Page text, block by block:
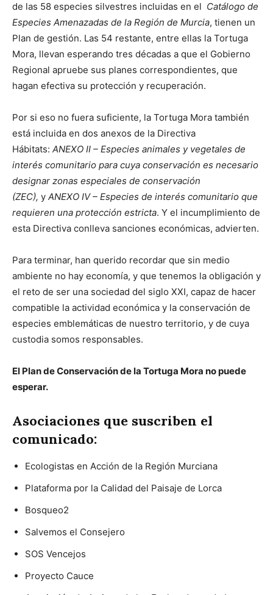
de las 58 especies silvestres incluidas en el Catálogo de
Especies Amenazadas de la Región de Murcia, tienen un
Plan de gestión. Las 54 restante, entre ellas la Tortuga
Mora, llevan esperando tres décadas a que el Gobierno
Regional apruebe sus planes correspondientes, que
hagan efectiva su protección y recuperación.
Por si eso no fuera suficiente, la Tortuga Mora también
está incluida en dos anexos de la Directiva
Hábitats: ANEXO II – Especies animales y vegetales de
interés comunitario para cuya conservación es necesario
designar zonas especiales de conservación
(ZEC), y ANEXO IV – Especies de interés comunitario que
requieren una protección estricta. Y el incumplimiento de
esta Directiva conlleva sanciones económicas, advierten.
Para terminar, han querido recordar que sin medio
ambiente no hay economía, y que tenemos la obligación y
el reto de ser una sociedad del siglo XXI, capaz de hacer
compatible la actividad económica y la conservación de
especies emblemáticas de nuestro territorio, y de cuya
custodia somos responsables.
El Plan de Conservación de la Tortuga Mora no puede
esperar.
Asociaciones que suscriben el
comunicado:
Ecologistas en Acción de la Región Murciana
Plataforma por la Calidad del Paisaje de Lorca
Bosqueo2
Salvemos el Consejero
SOS Vencejos
Proyecto Cauce